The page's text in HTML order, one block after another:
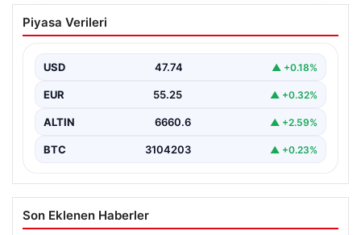
Adalet Bakanı Akın Gürlek ve İçişleri
Bakanı Mustafa Çiftçi İstanbul’da
{“title”: “Adalet Bakanı Akın Gürlek ve İçişleri Bakanı
bulundu”,…
Piyasa Verileri
USD 47.74 ▲ +0.18%
EUR 55.25 ▲ +0.32%
ALTIN 6660.6 ▲ +2.59%
BTC 3104203 ▲ +0.23%
Son Eklenen Haberler